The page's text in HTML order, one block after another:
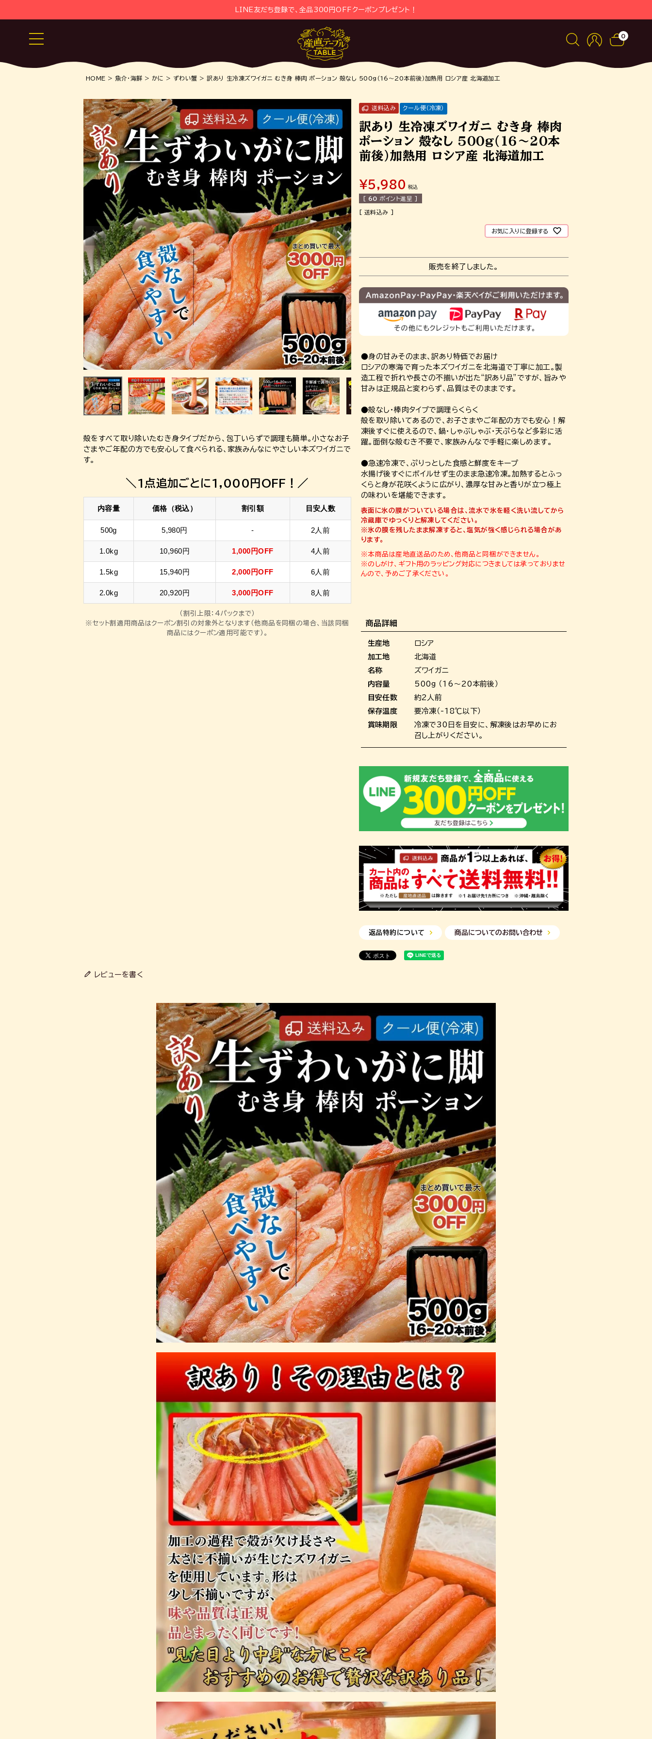
LINE友だち登録で、全品300円OFFクーポンプレゼント！
0
HOME 魚介・海鮮 かに ずわい蟹 訳あり 生冷凍ズワイガニ むき身 棒肉 ポーション 殻なし 500g（16～20本前後）加熱用 ロシア産 北海道加工
殻をすべて取り除いたむき身タイプだから、包丁いらずで調理も簡単。小さなお子
さまやご年配の方でも安心して食べられる、家族みんなにやさしい本ズワイガニで
す。
＼1点追加ごとに1,000円OFF！／
内容量 価格（税込） 割引額 目安人数
500g 5,980円 - 2人前
1.0kg 10,960円 1,000円OFF 4人前
1.5kg 15,940円 2,000円OFF 6人前
2.0kg 20,920円 3,000円OFF 8人前
（割引上限：4パックまで）
※セット割適用商品はクーポン割引の対象外となります（他商品を同梱の場合、当該同梱
商品にはクーポン適用可能です）。
訳あり 生冷凍ズワイガニ むき身 棒肉
ポーション 殻なし 500g（16～20本
前後）加熱用 ロシア産 北海道加工
送料込み クール便（冷凍）
¥5,980 税込
[ 60 ポイント進呈 ]
お気に入りに登録する
販売を終了しました。
●身の甘みそのまま、訳あり特価でお届け
ロシアの寒海で育った本ズワイガニを北海道で丁寧に加工。製
造工程で折れや長さの不揃いが出た“訳あり品”ですが、旨みや
甘みは正規品と変わらず、品質はそのままです。
●殻なし・棒肉タイプで調理らくらく
殻を取り除いてあるので、お子さまやご年配の方でも安心！解
凍後すぐに使えるので、鍋・しゃぶしゃぶ・天ぷらなど多彩に活
躍。面倒な殻むき不要で、家族みんなで手軽に楽しめます。
●急速冷凍で、ぷりっとした食感と鮮度をキープ
水揚げ後すぐにボイルせず生のまま急速冷凍。加熱するとふっ
くらと身が花咲くように広がり、濃厚な甘みと香りが立つ極上
の味わいを堪能できます。
表面に氷の膜がついている場合は、流水で氷を軽く洗い流してから
冷蔵庫でゆっくりと解凍してください。
※氷の膜を残したまま解凍すると、塩気が強く感じられる場合があ
ります。
※本商品は産地直送品のため、他商品と同梱ができません。
※のしがけ、ギフト用のラッピング対応につきましては承っておりませ
んので、予めご了承ください。
商品詳細
生産地
ロシア
加工地
北海道
名称
ズワイガニ
内容量
500g （16～20本前後）
目安任数
約2人前
保存温度
要冷凍（-18℃以下）
賞味期限
冷凍で30日を目安に、解凍後はお早めにお
召し上がりください。
返品特約について 商品についてのお問い合わせ
レビューを書く